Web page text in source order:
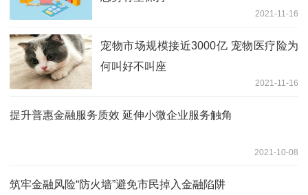
2021-11-16
宠物市场规模接近3000亿 宠物医疗险为
何叫好不叫座
2021-11-16
提升普惠金融服务质效 延伸小微企业服务触角
2021-10-08
筑牢金融风险“防火墙”避免市民掉入金融陷阱